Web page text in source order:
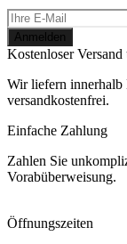
Kostenloser
Wir liefern innerhalb
versandkostenfrei.
Einfache Zahlung
Zahlen Sie
Vorabüberweisung.
Öffnungszeiten